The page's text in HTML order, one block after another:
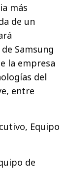
más
de un
Samsung
la empresa
del
entre
Equipo
de